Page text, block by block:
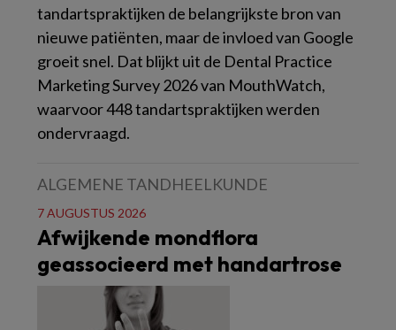
tandartspraktijken de belangrijkste bron van
nieuwe patiënten, maar de invloed van Google
groeit snel. Dat blijkt uit de Dental Practice
Marketing Survey 2026 van MouthWatch,
waarvoor 448 tandartspraktijken werden
ondervraagd.
ALGEMENE TANDHEELKUNDE
7 AUGUSTUS 2026
Afwijkende mondflora
geassocieerd met handartrose